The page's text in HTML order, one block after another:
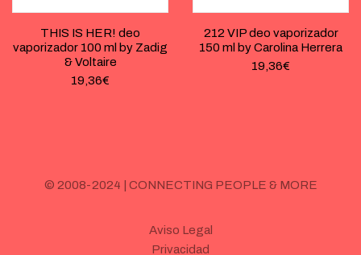
THIS IS HER! deo
vaporizador 100 ml by Zadig
& Voltaire
19,36€
212 VIP deo vaporizador
150 ml by Carolina Herrera
19,36€
© 2008-2024 | CONNECTING PEOPLE & MORE
Aviso Legal
Privacidad